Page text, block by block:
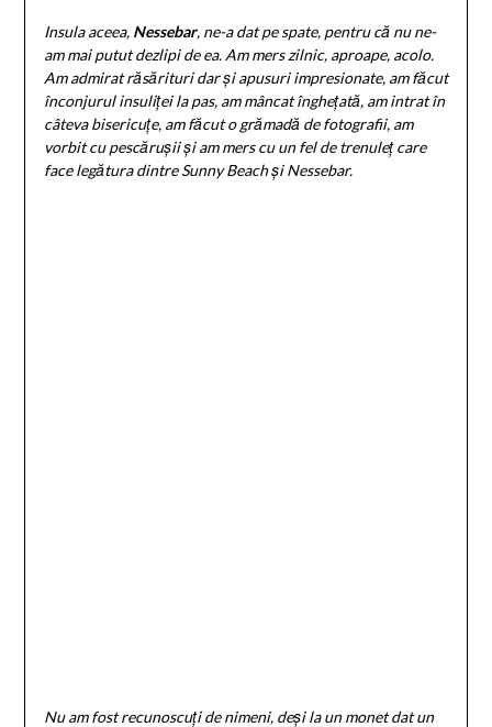
Insula aceea, Nessebar, ne-a dat pe spate, pentru că nu ne-
am mai putut dezlipi de ea. Am mers zilnic, aproape, acolo.
Am admirat răsărituri dar și apusuri impresionate, am făcut
înconjurul insuliței la pas, am mâncat înghețată, am intrat în
câteva bisericuțe, am făcut o grămadă de fotografii, am
vorbit cu pescărușii și am mers cu un fel de trenuleț care
face legătura dintre Sunny Beach și Nessebar.
Nu am fost recunoscuți de nimeni, deși la un monet dat un